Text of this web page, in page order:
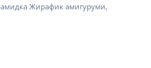
Жирафик амигуруми,